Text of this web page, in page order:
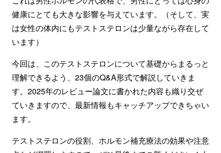
健康にとても大きな影響を与えています。（そして、実
は女性の体内にもテストステロンは少量ながら存在して
います）
今回は、このテストステロンについて基礎からまるっと
理解できるよう、23個のQ&A形式で解説していきま
す。2025年のレビュー論文に書かれた内容も織り交ぜ
ていきますので、最新情報もキャッチアップできちゃい
ます。
テストステロンの役割、ホルモン補充療法の効果や注意